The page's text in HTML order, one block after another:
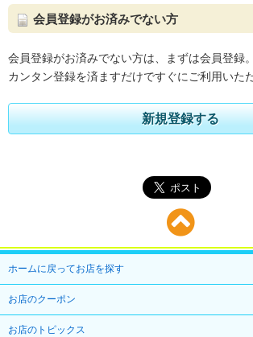
会員登録がお済みでない方
会員登録がお済みでない方は、まずは会員登録。
カンタン登録を済ますだけですぐにご利用いた
新規登録する
ホームに戻ってお店を探す
お店のクーポン
お店のトピックス